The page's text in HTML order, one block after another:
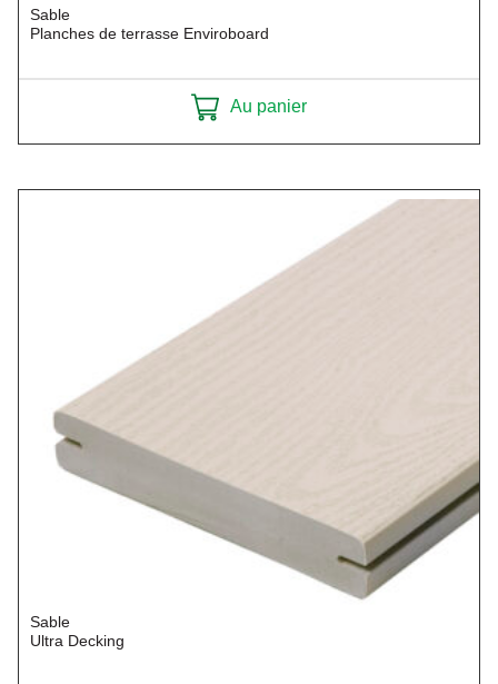
Sable
Planches de terrasse Enviroboard
Au panier
Sable
Ultra Decking